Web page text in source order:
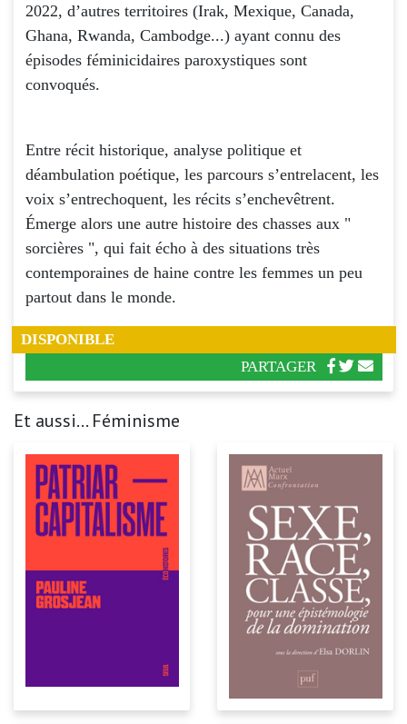
2022, d’autres territoires (Irak, Mexique, Canada,
Ghana, Rwanda, Cambodge...) ayant connu des
épisodes féminicidaires paroxystiques sont
convoqués.
Entre récit historique, analyse politique et
déambulation poétique, les parcours s’entrelacent, les
voix s’entrechoquent, les récits s’enchevêtrent.
Émerge alors une autre histoire des chasses aux "
sorcières ", qui fait écho à des situations très
contemporaines de haine contre les femmes un peu
partout dans le monde.
DISPONIBLE
PARTAGER
Et aussi... Féminisme